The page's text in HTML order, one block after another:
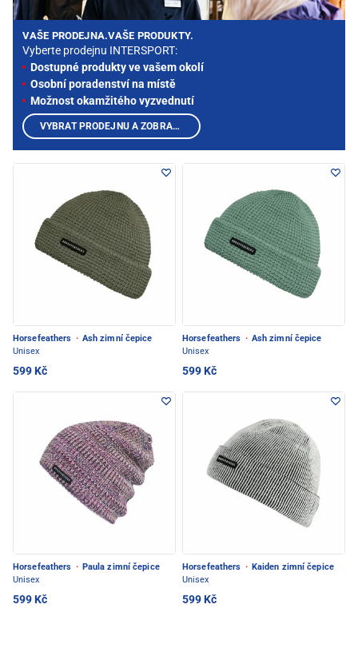
Horsefeathers · Ash zimní čepice
Unisex
599 Kč
Horsefeathers · Ash zimní čepice
Unisex
599 Kč
Horsefeathers · Paula zimní čepice
Unisex
599 Kč
Horsefeathers · Kaiden zimní čepice
Unisex
599 Kč
VAŠE PRODEJNA.VAŠE PRODUKTY.
Vyberte prodejnu INTERSPORT:
Dostupné produkty ve vašem okolí
Osobní poradenství na místě
Možnost okamžitého vyzvednutí
VYBRAT PRODEJNU A ZOBRAZIT PRODUKTY